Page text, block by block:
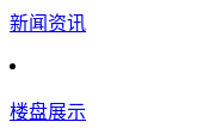
新闻资讯
楼盘展示